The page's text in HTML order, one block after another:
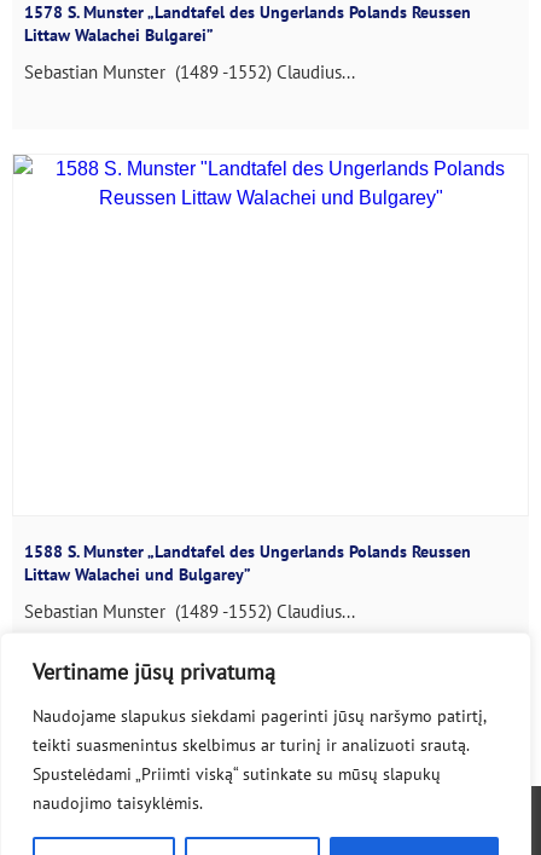
Vertiname jūsų privatumą
Naudojame slapukus siekdami pagerinti jūsų naršymo patirtį,
teikti suasmenintus skelbimus ar turinį ir analizuoti srautą.
Spustelėdami „Priimti viską“ sutinkate su mūsų slapukų
naudojimo taisyklėmis.
1578 S. Munster „Landtafel des Ungerlands Polands Reussen
Littaw Walachei Bulgarei”
Sebastian Munster (1489 -1552) Claudius...
1588 S. Munster „Landtafel des Ungerlands Polands Reussen
Littaw Walachei und Bulgarey”
Sebastian Munster (1489 -1552) Claudius...
1 2
© 2020-2026 lpmaps.lt
Privatumo politika